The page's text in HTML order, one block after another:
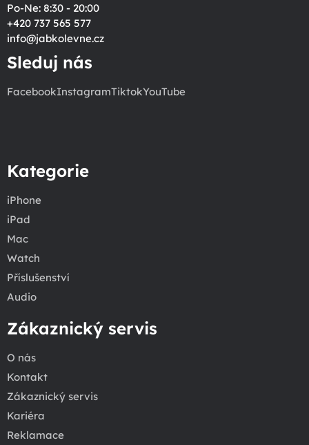
Po-Ne: 8:30 - 20:00
+420 737 565 577
info@jabkolevne.cz
Sleduj nás
FacebookInstagramTiktokYouTube
Kategorie
iPhone
iPad
Mac
Watch
Příslušenství
Audio
Zákaznický servis
O nás
Kontakt
Zákaznický servis
Kariéra
Reklamace